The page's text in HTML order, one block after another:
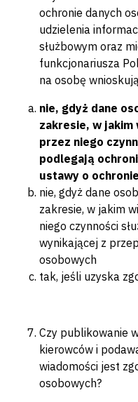
ochronie danych
udzielenia
służbowym oraz
funkcjonariusza
na osobę
nie, gdyż dane
zakresie, w jakim
przez niego
podlegają
ustawy o
nie, gdyż dane
zakresie, w jakim
niego czynności
wynikającej z
osobowych
tak, jeśli uzyska
Czy publikowanie
kierowców i
wiadomości jest
osobowych?